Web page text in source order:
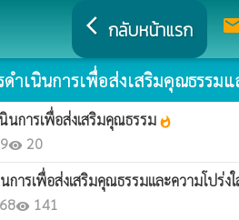
arrow_back_ios กลับหน้าแรก
ำเนินการเพื่อส่งเสริมคุณธรรม
นการเพื่อส่งเสริมคุณธรรม whatshot
visibility 20
การเพื่อส่งเสริมคุณธรรมและความโปร่
visibility 141